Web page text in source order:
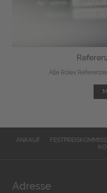
Alle Rolex
ANKAUF
Adresse